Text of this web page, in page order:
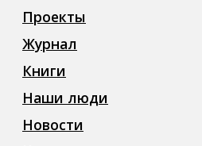
Проекты
Журнал
Книги
Наши люди
Новости